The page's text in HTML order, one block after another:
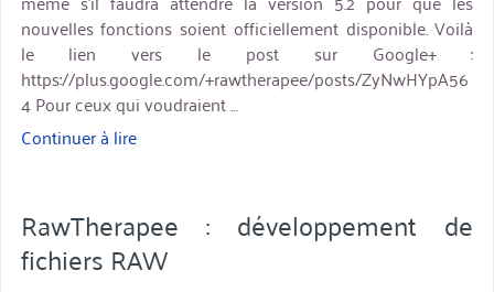
nouvelles fonctions soient officiellement disponible. Voilà
le lien vers le post sur Google+ :
https://plus.google.com/+rawtherapee/posts/ZyNwHYpA56
4 Pour ceux qui voudraient …
Continuer à lire« Retouches
RawTherapee »
RawTherapee : développement de
fichiers RAW